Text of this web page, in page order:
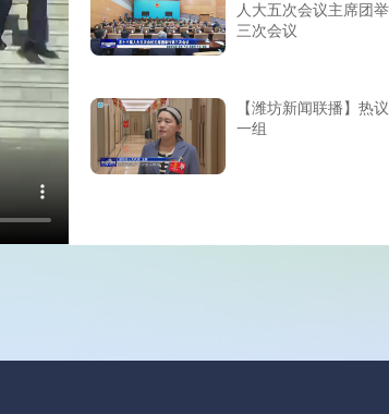
人大五次会议主席团
三次会议
【潍坊新闻联播】热
一组